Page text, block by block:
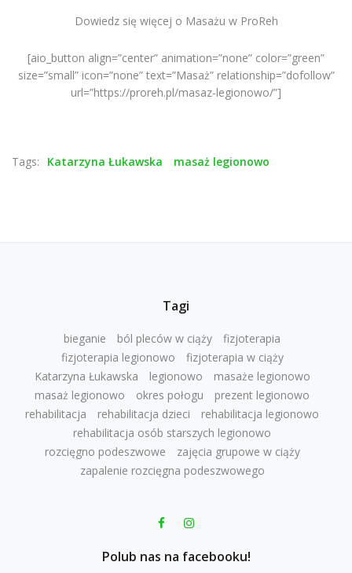
Dowiedz się więcej o Masażu w ProReh
[aio_button align=”center” animation=”none” color=”green”
size=”small” icon=”none” text=”Masaż” relationship=”dofollow”
url=”https://proreh.pl/masaz-legionowo/”]
Tags: Katarzyna Łukawska masaż legionowo
Tagi
bieganie ból pleców w ciąży
fizjoterapia
fizjoterapia legionowo
fizjoterapia w ciąży
Katarzyna Łukawska
legionowo
masaże legionowo
masaż legionowo
okres połogu
prezent legionowo
rehabilitacja
rehabilitacja dzieci
rehabilitacja legionowo
rehabilitacja osób starszych legionowo
rozcięgno podeszwowe
zajęcia grupowe w ciąży
zapalenie rozcięgna podeszwowego
Polub nas na facebooku!